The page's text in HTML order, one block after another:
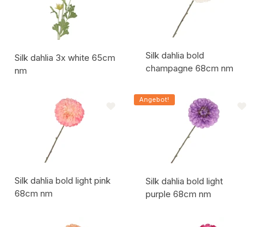
Silk dahlia 3x white 65cm
nm
Silk dahlia bold
champagne 68cm nm
Artikelcode:
Silk dahlia bold light pink
68cm nm
Angebot!
Silk dahlia bold light
purple 68cm nm